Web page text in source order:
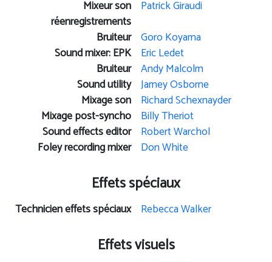
Mixeur son
réenregistrements
Patrick Giraudi
Bruiteur Goro Koyama
Sound mixer: EPK Eric Ledet
Bruiteur Andy Malcolm
Sound utility Jamey Osborne
Mixage son Richard Schexnayder
Mixage post-syncho Billy Theriot
Sound effects editor Robert Warchol
Foley recording mixer Don White
Effets spéciaux
Technicien effets spéciaux Rebecca Walker
Effets visuels